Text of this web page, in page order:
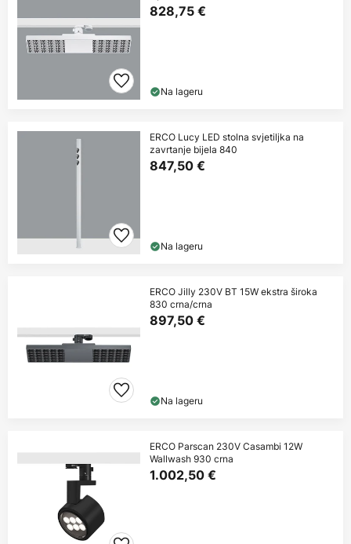
828,75 €
Na lageru
ERCO Lucy LED stolna svjetiljka na
zavrtanje bijela 840
847,50 €
Na lageru
ERCO Jilly 230V BT 15W ekstra široka
830 crna/crna
897,50 €
Na lageru
ERCO Parscan 230V Casambi 12W
Wallwash 930 crna
1.002,50 €